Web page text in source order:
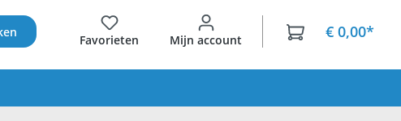
Favorieten Mijn account € 0,00*